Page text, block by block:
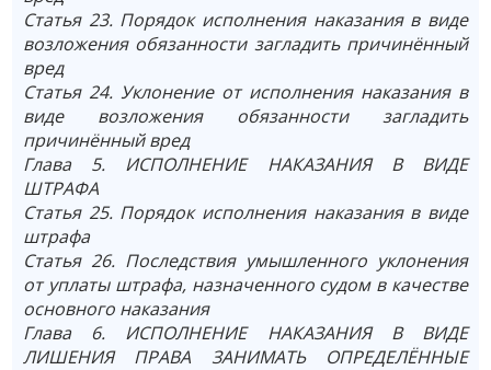
Статья 23. Порядок исполнения наказания в виде
возложения обязанности загладить причинённый
вред
Статья 24. Уклонение от исполнения наказания в
виде возложения обязанности загладить
причинённый вред
Глава 5. ИСПОЛНЕНИЕ НАКАЗАНИЯ В ВИДЕ
ШТРАФА
Статья 25. Порядок исполнения наказания в виде
штрафа
Статья 26. Последствия умышленного уклонения
от уплаты штрафа, назначенного судом в качестве
основного наказания
Глава 6. ИСПОЛНЕНИЕ НАКАЗАНИЯ В ВИДЕ
ЛИШЕНИЯ ПРАВА ЗАНИМАТЬ ОПРЕДЕЛЁННЫЕ